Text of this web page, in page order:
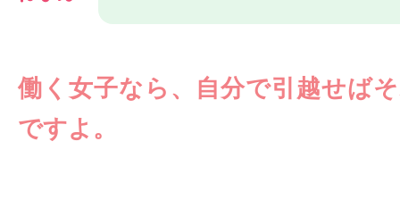
働く女子なら、自分で引越せば
ですよ。